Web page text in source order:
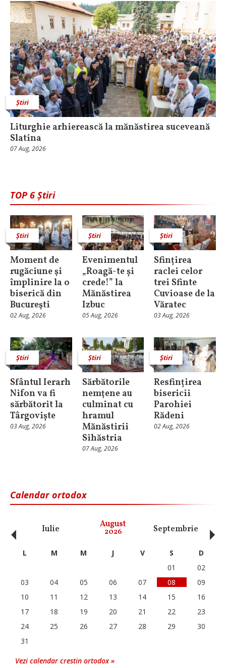
Știri
Liturghie arhierească la mănăstirea suceveană
Slatina
07 Aug, 2026
TOP 6 Știri
Știri
Moment de
rugăciune şi
împlinire la o
biserică din
Bucureşti
02 Aug, 2026
Știri
Evenimentul
„Roagă-te și
crede!” la
Mănăstirea
Izbuc
05 Aug, 2026
Știri
Sfințirea
raclei celor
trei Sfinte
Cuvioase de la
Văratec
03 Aug, 2026
Știri
Sfântul Ierarh
Nifon va fi
sărbătorit la
Târgoviște
03 Aug, 2026
Știri
Sărbătorile
nemţene au
culminat cu
hramul
Mănăstirii
Sihăstria
07 Aug, 2026
Știri
Resfințirea
bisericii
Parohiei
Rădeni
02 Aug, 2026
Calendar ortodox
Iulie August
2026 Septembrie
‹ L M M J V S
D
01
02
03
04 05 06 07 08
09
10
11 12 13 14 15
16
17
18 19 20 21 22
23
24
25 26 27 28 29
30
31
Vezi calendar crestin ortodox »